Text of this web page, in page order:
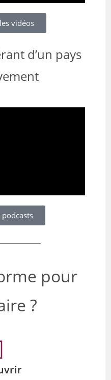
vidéos
d’un pays
podcasts
pour
?